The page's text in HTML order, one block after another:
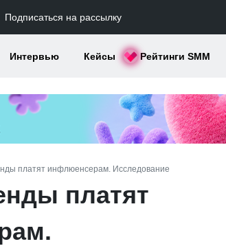
Подписаться на рассылку
Интервью Кейсы Рейтинги SMM
платят инфлюенсерам. Исследование
платят